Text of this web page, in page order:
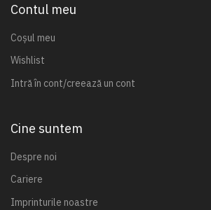
Contul meu
Coșul meu
Wishlist
Intră în cont/creează un cont
Cine suntem
Despre noi
Cariere
Imprinturile noastre